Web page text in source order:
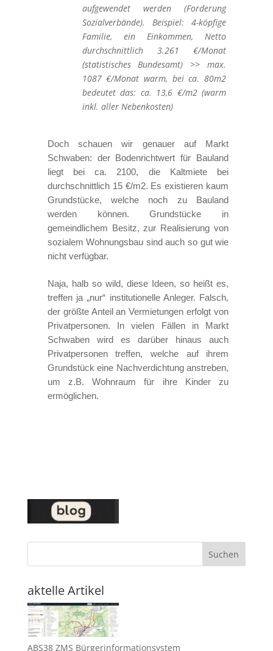
aufgewendet werden (Forderung
Sozialverbände). Beispiel: 4-köpfige
Familie, ein Einkommen, Netto
durchschnittlich 3.261 €/Monat
(statistisches Bundesamt) >> max.
1087 €/Monat warm, bei ca. 80m2
bedeutet das: ca. 13,6 €/m2 (warm
inkl. aller Nebenkosten)
Doch schauen wir genauer auf Markt
Schwaben: der Bodenrichtwert für Bauland
liegt bei ca. 2100, die Kaltmiete bei
durchschnittlich 15 €/m2. Es existieren kaum
Grundstücke, welche noch zu Bauland
werden können. Grundstücke in
gemeindlichem Besitz, zur Realisierung von
sozialem Wohnungsbau sind auch so gut wie
nicht verfügbar.
Naja, halb so wild, diese Ideen, so heißt es,
treffen ja „nur“ institutionelle Anleger. Falsch,
der größte Anteil an Vermietungen erfolgt von
Privatpersonen. In vielen Fällen in Markt
Schwaben wird es darüber hinaus auch
Privatpersonen treffen, welche auf ihrem
Grundstück eine Nachverdichtung anstreben,
um z.B. Wohnraum für ihre Kinder zu
ermöglichen.
Suchen
aktelle Artikel
ABS38 ZMS Bürgerinformationsystem